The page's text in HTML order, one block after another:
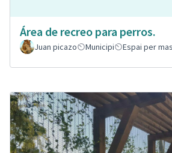
Área de recreo para perros.
Juan picazo
Municipi Espai per